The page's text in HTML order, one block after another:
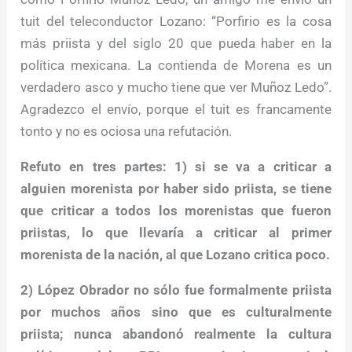
tuit del teleconductor Lozano: “Porfirio es la cosa
más priista y del siglo 20 que pueda haber en la
política mexicana. La contienda de Morena es un
verdadero asco y mucho tiene que ver Muñoz Ledo”.
Agradezco el envío, porque el tuit es francamente
tonto y no es ociosa una refutación.
Refuto en tres partes: 1) si se va a criticar a
alguien morenista por haber sido priista, se tiene
que criticar a todos los morenistas que fueron
priistas, lo que llevaría a criticar al primer
morenista de la nación, al que Lozano critica poco.
2) López Obrador no sólo fue formalmente priista
por muchos años sino que es culturalmente
priista; nunca abandonó realmente la cultura